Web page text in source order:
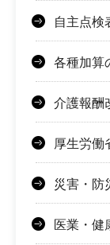
自主点検
各種加算
介護報酬
厚生労働
災害・防
医業・健